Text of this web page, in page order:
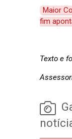
Maior
fim
Texto e